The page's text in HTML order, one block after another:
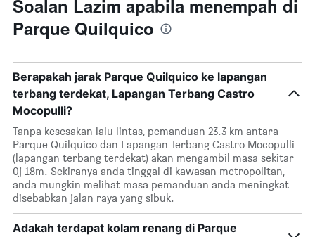
Soalan Lazim apabila menempah di
Parque Quilquico
Berapakah jarak Parque Quilquico ke lapangan
terbang terdekat, Lapangan Terbang Castro
Mocopulli?
Tanpa kesesakan lalu lintas, pemanduan 23.3 km antara
Parque Quilquico dan Lapangan Terbang Castro Mocopulli
(lapangan terbang terdekat) akan mengambil masa sekitar
0j 18m. Sekiranya anda tinggal di kawasan metropolitan,
anda mungkin melihat masa pemanduan anda meningkat
disebabkan jalan raya yang sibuk.
Adakah terdapat kolam renang di Parque